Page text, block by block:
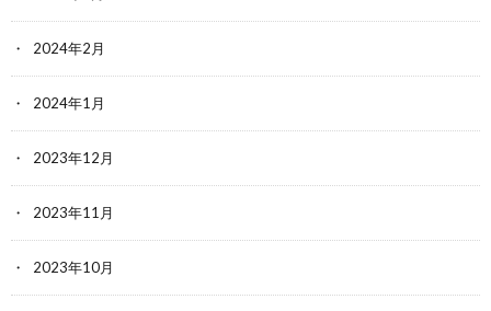
2024年2月
2024年1月
2023年12月
2023年11月
2023年10月